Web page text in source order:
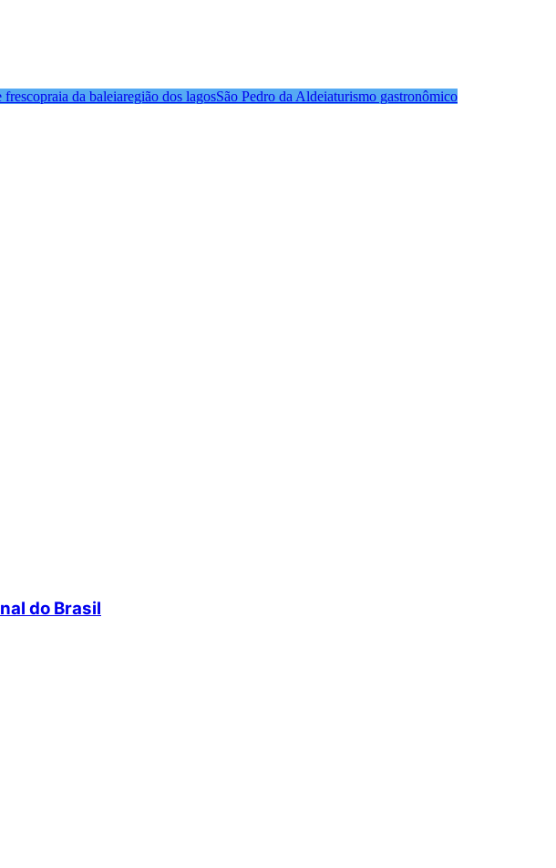
frescopraia da baleiaregião dos lagosSão Pedro da Aldeiaturismo gastronômico
do Brasil